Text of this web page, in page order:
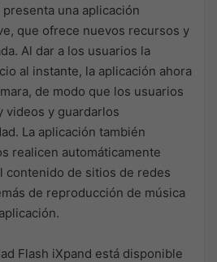
una aplicación
que ofrece nuevos recursos y
Al dar a los usuarios la
al instante, la aplicación ahora
de modo que los usuarios
videos y guardarlos
La aplicación también
realicen automáticamente
contenido de sitios de redes
de reproducción de música
Flash iXpand está disponible